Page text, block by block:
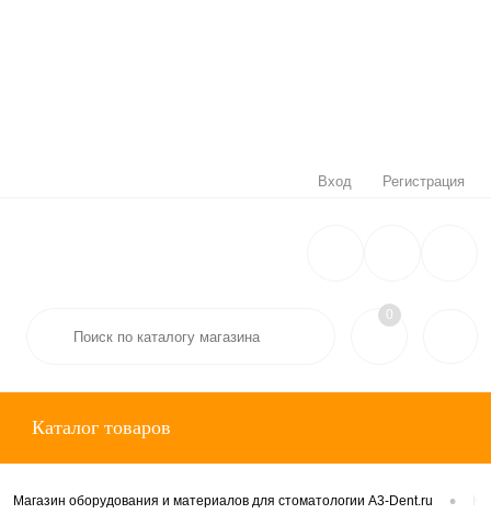
Вход Регистрация
0
Каталог товаров
Магазин оборудования и материалов для стоматологии A3-Dent.ru •